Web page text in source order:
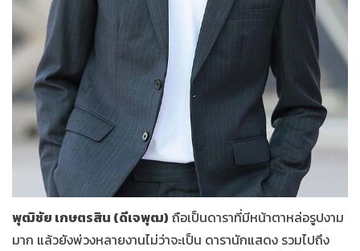
พุฒิชัย เกษตรสิน (ดีเจพุฒ) ถือเป็นดาราที่มีหน้าตาหล่อรูปงาม
มาก แล้วยังพ่วงหลายงานไม่ว่าจะเป็น ดารานักแสดง รวมไปถึง